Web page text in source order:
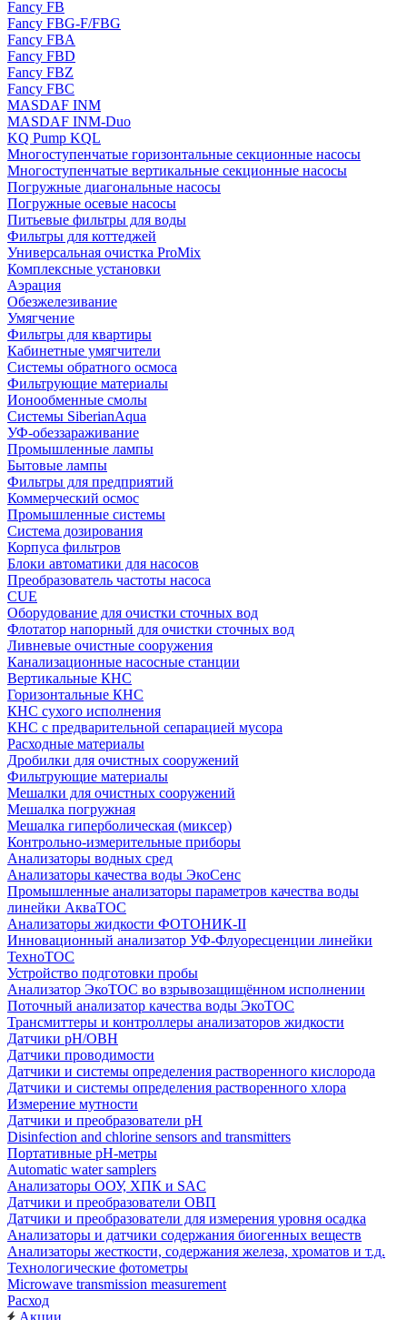
Fancy FB
Fancy FBG-F/FBG
Fancy FBA
Fancy FBD
Fancy FBZ
Fancy FBC
MASDAF INM
MASDAF INM-Duo
KQ Pump KQL
Многоступенчатые горизонтальные секционные насосы
Многоступенчатые вертикальные секционные насосы
Погружные диагональные насосы
Погружные осевые насосы
Питьевые фильтры для воды
Фильтры для коттеджей
Универсальная очистка ProMix
Комплексные установки
Аэрация
Обезжелезивание
Умягчение
Фильтры для квартиры
Кабинетные умягчители
Системы обратного осмоса
Фильтрующие материалы
Ионообменные смолы
Системы SiberianAqua
УФ-обеззараживание
Промышленные лампы
Бытовые лампы
Фильтры для предприятий
Коммерческий осмос
Промышленные системы
Система дозирования
Корпуса фильтров
Блоки автоматики для насосов
Преобразователь частоты насоса
CUE
Оборудование для очистки сточных вод
Флотатор напорный для очистки сточных вод
Ливневые очистные сооружения
Канализационные насосные станции
Вертикальные КНС
Горизонтальные КНС
КНС сухого исполнения
КНС с предварительной сепарацией мусора
Расходные материалы
Дробилки для очистных сооружений
Фильтрующие материалы
Мешалки для очистных сооружений
Мешалка погружная
Мешалка гиперболическая (миксер)
Контрольно-измерительные приборы
Анализаторы водных сред
Анализаторы качества воды ЭкоСенс
Промышленные анализаторы параметров качества воды
линейки АкваТОС
Анализаторы жидкости ФОТОНИК-II
Инновационный анализатор УФ-Флуоресценции линейки
ТехноТОС
Устройство подготовки пробы
Анализатор ЭкоТОС во взрывозащищённом исполнении
Поточный анализатор качества воды ЭкоТОС
Трансмиттеры и контроллеры анализаторов жидкости
Датчики рН/ОВН
Датчики проводимости
Датчики и системы определения растворенного кислорода
Датчики и системы определения растворенного хлора
Измерение мутности
Датчики и преобразователи pH
Disinfection and chlorine sensors and transmitters
Портативные pH-метры
Automatic water samplers
Анализаторы ООУ, ХПК и SAC
Датчики и преобразователи ОВП
Датчики и преобразователи для измерения уровня осадка
Анализаторы и датчики содержания биогенных веществ
Анализаторы жесткости, содержания железа, хроматов и т.д.
Технологические фотометры
Microwave transmission measurement
Расход
Акции